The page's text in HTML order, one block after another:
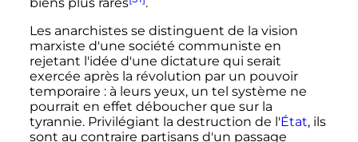
Les anarchistes se distinguent de la vision
marxiste d'une société communiste en
rejetant l'idée d'une dictature qui serait
exercée après la révolution par un pouvoir
temporaire : à leurs yeux, un tel système ne
pourrait en effet déboucher que sur la
tyrannie. Privilégiant la destruction de l'État, ils
sont au contraire partisans d'un passage